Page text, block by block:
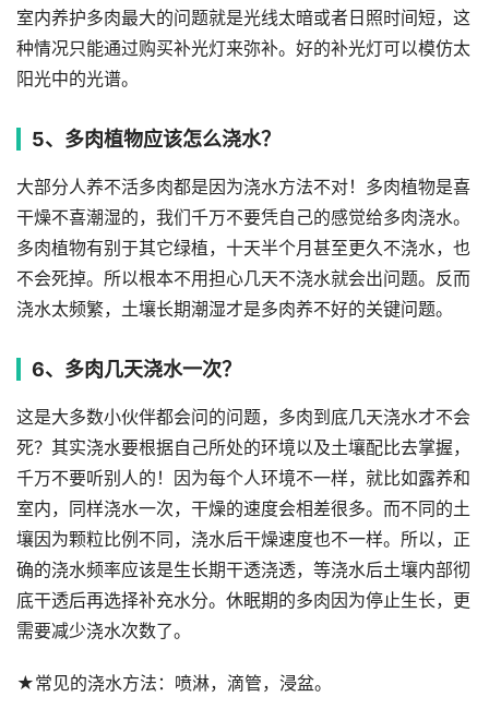
室内养护多肉最大的问题就是光线太暗或者日照时间短，这
种情况只能通过购买补光灯来弥补。好的补光灯可以模仿太
阳光中的光谱。
5、多肉植物应该怎么浇水？
大部分人养不活多肉都是因为浇水方法不对！多肉植物是喜
干燥不喜潮湿的，我们千万不要凭自己的感觉给多肉浇水。
多肉植物有别于其它绿植，十天半个月甚至更久不浇水，也
不会死掉。所以根本不用担心几天不浇水就会出问题。反而
浇水太频繁，土壤长期潮湿才是多肉养不好的关键问题。
6、多肉几天浇水一次？
这是大多数小伙伴都会问的问题，多肉到底几天浇水才不会
死？其实浇水要根据自己所处的环境以及土壤配比去掌握，
千万不要听别人的！因为每个人环境不一样，就比如露养和
室内，同样浇水一次，干燥的速度会相差很多。而不同的土
壤因为颗粒比例不同，浇水后干燥速度也不一样。所以，正
确的浇水频率应该是生长期干透浇透，等浇水后土壤内部彻
底干透后再选择补充水分。休眠期的多肉因为停止生长，更
需要减少浇水次数了。
★常见的浇水方法：喷淋，滴管，浸盆。